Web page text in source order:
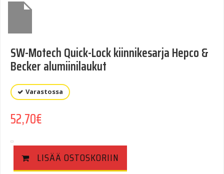
SW-Motech Quick-Lock kiinnikesarja Hepco &
Becker alumiinilaukut
Varastossa
52,70€
LISÄÄ OSTOSKORIIN